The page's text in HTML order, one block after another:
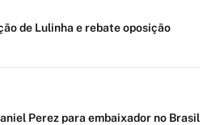
de Lulinha e rebate oposição
Perez para embaixador no Brasil